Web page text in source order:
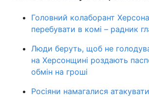
Головний колаборант
перебувати в комі – радник
Люди беруть, щоб не
на Херсонщині роздають
обмін на гроші
Росіяни намагалися